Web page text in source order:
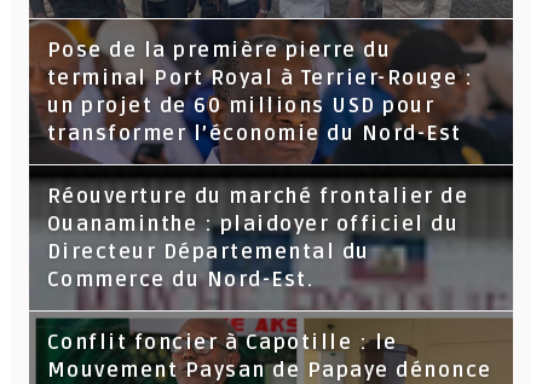
Pose de la première pierre du
terminal Port Royal à Terrier-Rouge :
un projet de 60 millions USD pour
transformer l’économie du Nord-Est
Réouverture du marché frontalier de
Ouanaminthe : plaidoyer officiel du
Directeur Départemental du
Commerce du Nord-Est.
Conflit foncier à Capotille : le
Mouvement Paysan de Papaye dénonce